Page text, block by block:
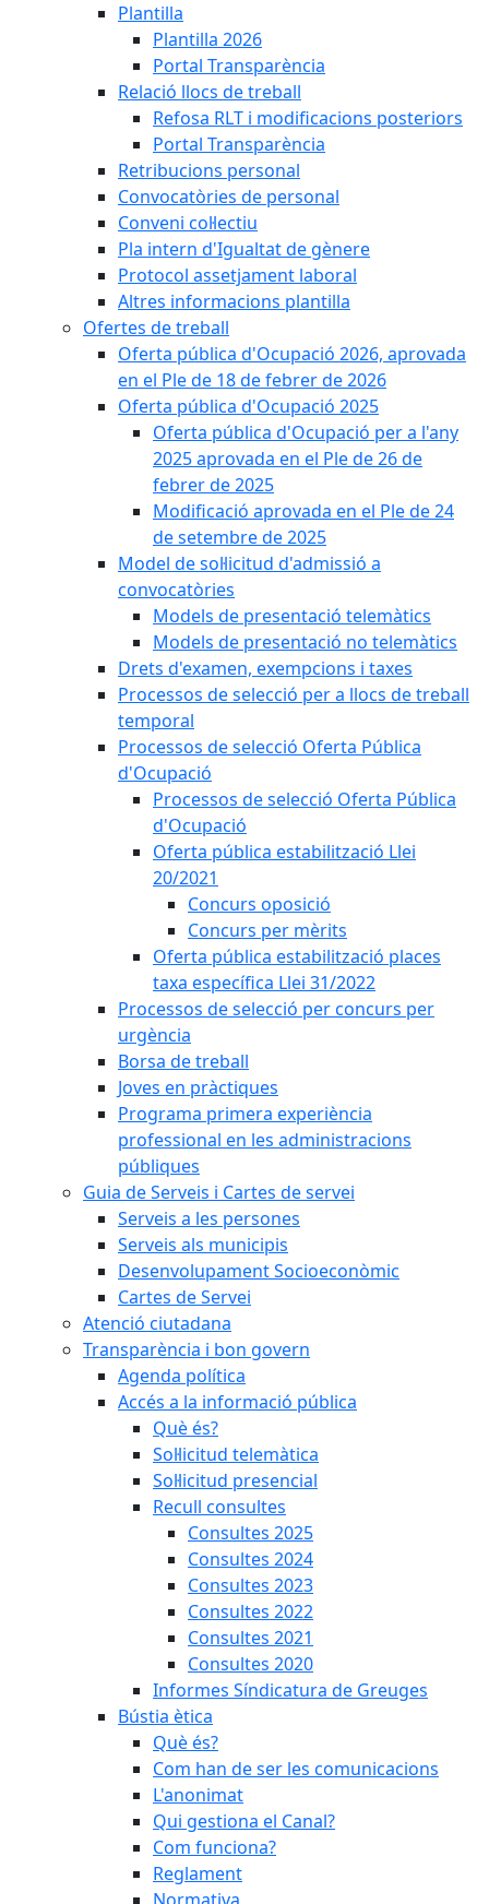
Plantilla
Plantilla 2026
Portal Transparència
Relació llocs de treball
Refosa RLT i modificacions posteriors
Portal Transparència
Retribucions personal
Convocatòries de personal
Conveni col·lectiu
Pla intern d'Igualtat de gènere
Protocol assetjament laboral
Altres informacions plantilla
Ofertes de treball
Oferta pública d'Ocupació 2026, aprovada
en el Ple de 18 de febrer de 2026
Oferta pública d'Ocupació 2025
Oferta pública d'Ocupació per a l'any
2025 aprovada en el Ple de 26 de
febrer de 2025
Modificació aprovada en el Ple de 24
de setembre de 2025
Model de sol·licitud d'admissió a
convocatòries
Models de presentació telemàtics
Models de presentació no telemàtics
Drets d'examen, exempcions i taxes
Processos de selecció per a llocs de treball
temporal
Processos de selecció Oferta Pública
d'Ocupació
Processos de selecció Oferta Pública
d'Ocupació
Oferta pública estabilització Llei
20/2021
Concurs oposició
Concurs per mèrits
Oferta pública estabilització places
taxa específica Llei 31/2022
Processos de selecció per concurs per
urgència
Borsa de treball
Joves en pràctiques
Programa primera experiència
professional en les administracions
públiques
Guia de Serveis i Cartes de servei
Serveis a les persones
Serveis als municipis
Desenvolupament Socioeconòmic
Cartes de Servei
Atenció ciutadana
Transparència i bon govern
Agenda política
Accés a la informació pública
Què és?
Sol·licitud telemàtica
Sol·licitud presencial
Recull consultes
Consultes 2025
Consultes 2024
Consultes 2023
Consultes 2022
Consultes 2021
Consultes 2020
Informes Síndicatura de Greuges
Bústia ètica
Què és?
Com han de ser les comunicacions
L'anonimat
Qui gestiona el Canal?
Com funciona?
Reglament